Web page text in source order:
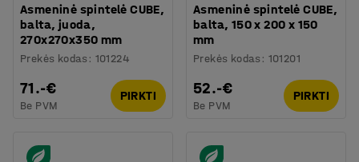
Asmeninė spintelė CUBE,
balta, juoda,
270x270x350 mm
Prekės kodas : 101224
71.-€
Be PVM
PIRKTI
Asmeninė spintelė CUBE,
balta, 150 x 200 x 150
mm
Prekės kodas : 101201
52.-€
Be PVM
PIRKTI